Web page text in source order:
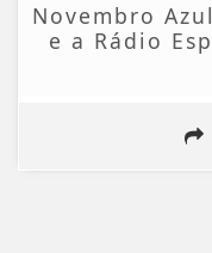
Novembro
e a Rádio